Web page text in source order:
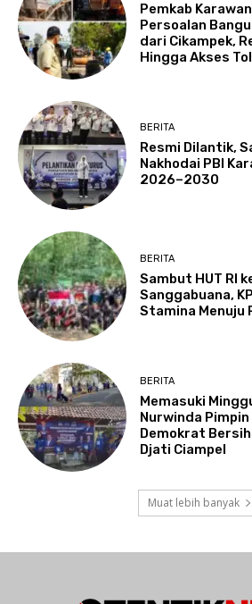
Pemkab
Persoalan
dari Cikampek,
Hingga Akses
BERITA
Resmi Dilantik,
Nakhodai PBI
2026–2030
BERITA
Sambut HUT RI
Sanggabuana,
Stamina Menuju
BERITA
Memasuki
Nurwinda
Demokrat
Djati Ciampel
Muat lebih banyak